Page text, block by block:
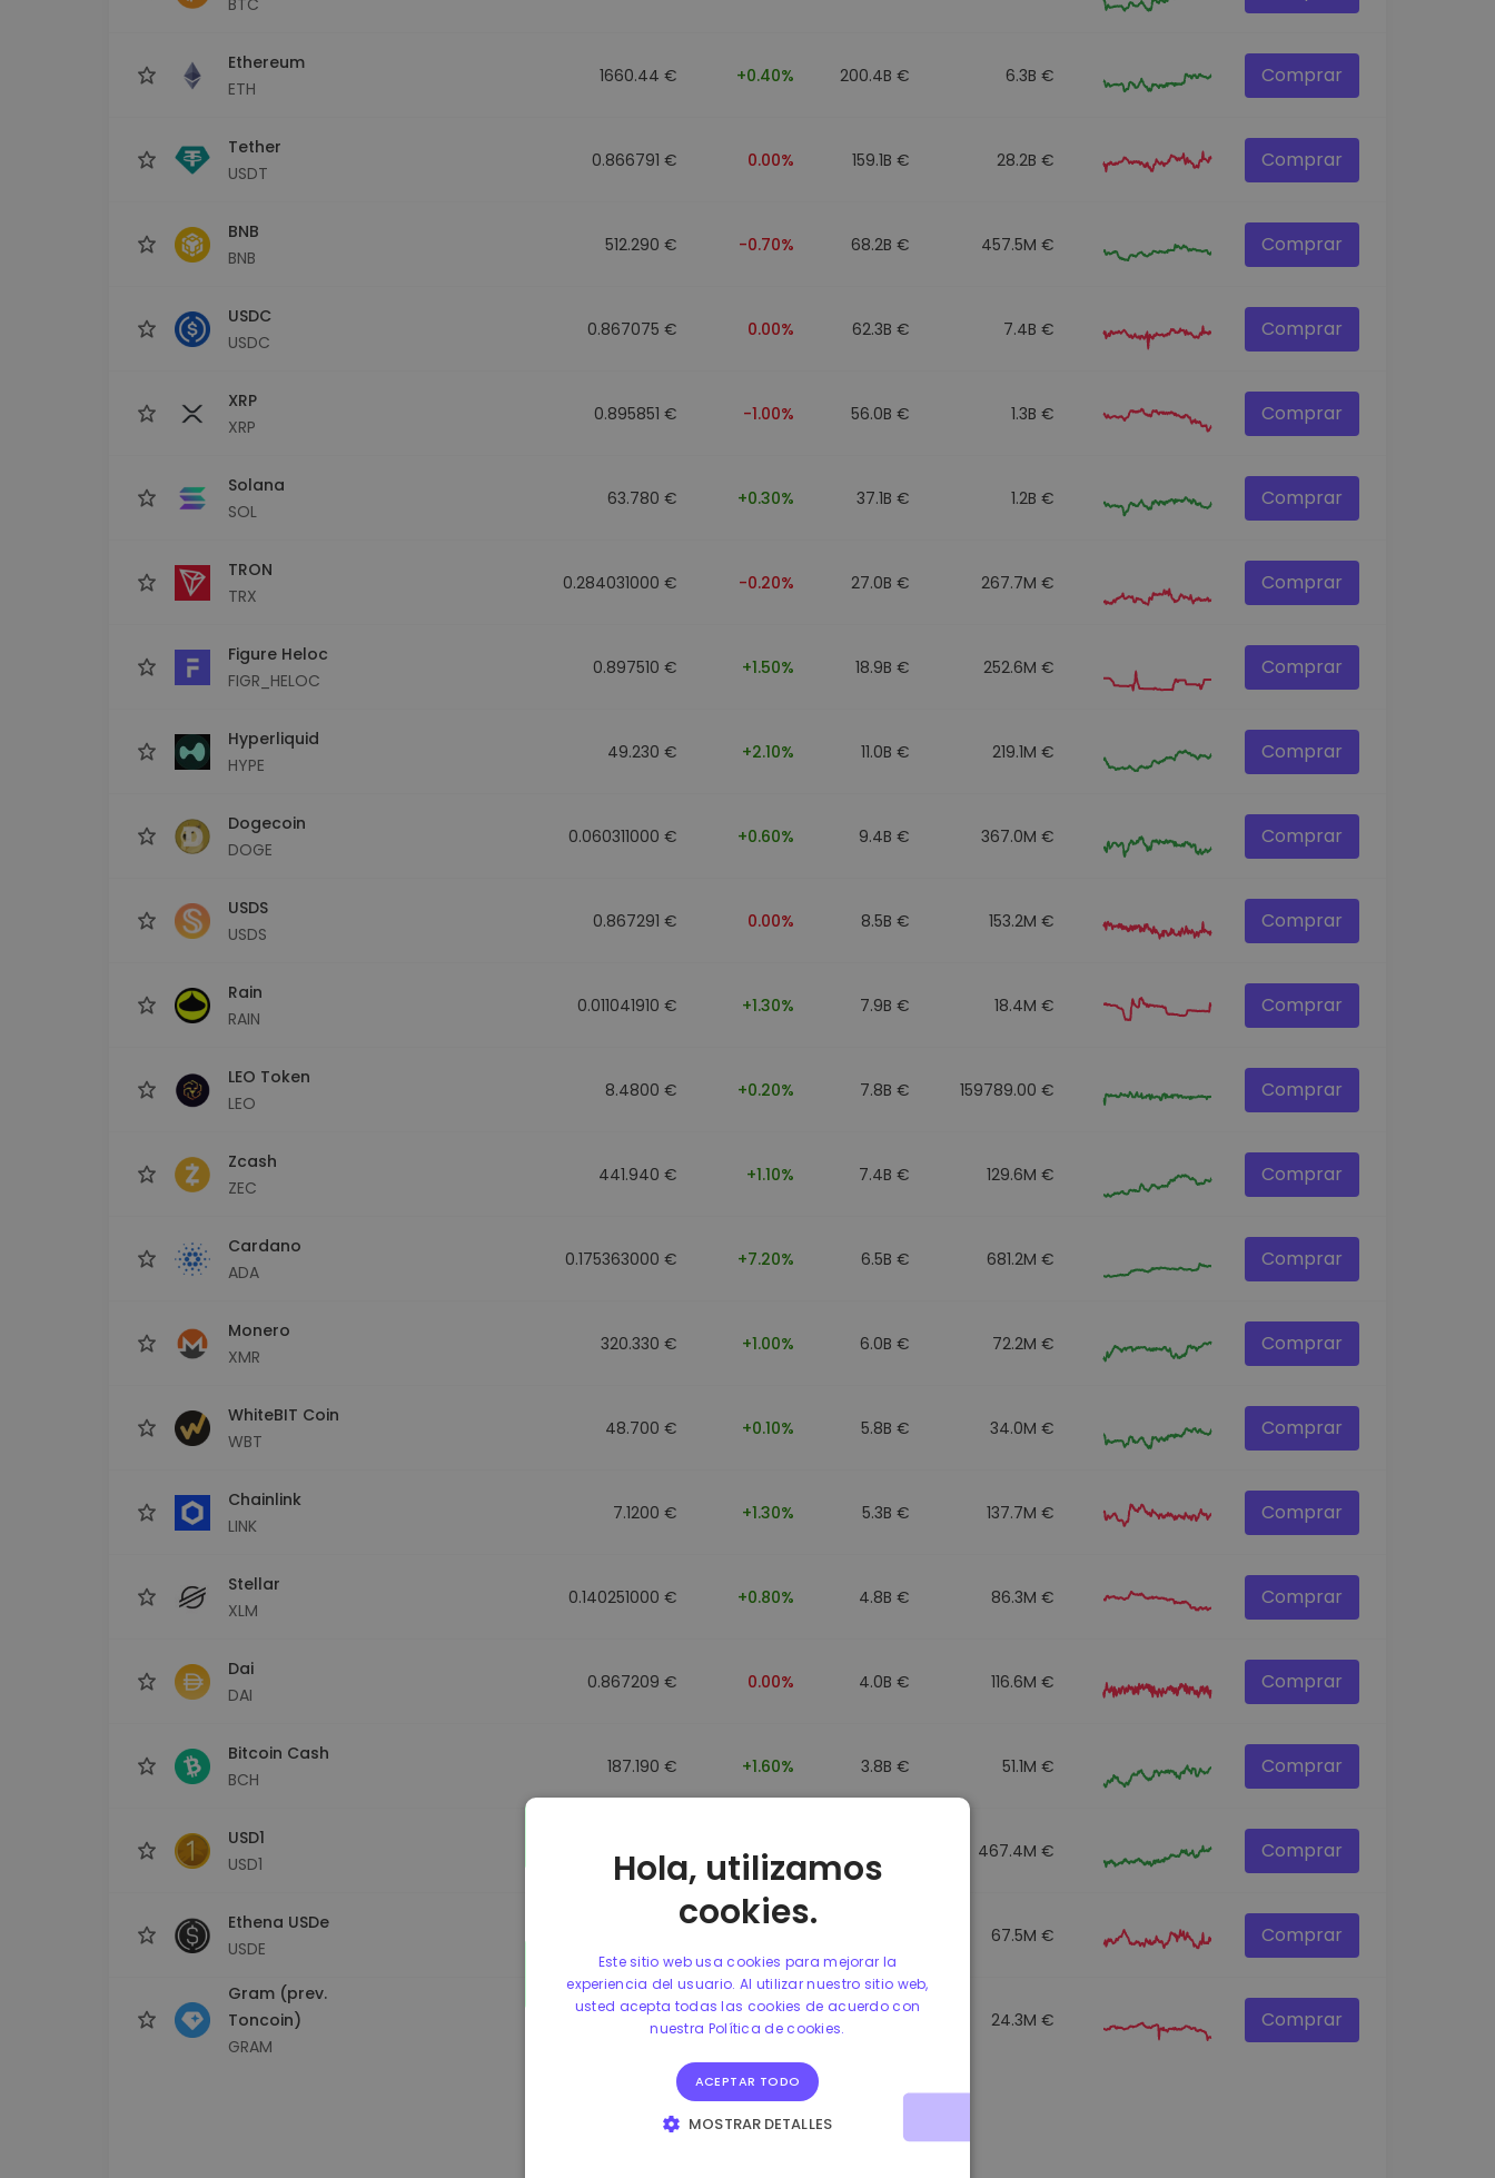
Ethereum
ETH
1660.44 € +0.40% 200.4B € 6.3B € Comprar
Tether
USDT
0.866791 € 0.00% 159.1B € 28.2B € Comprar
BNB
BNB
512.290 € -0.70% 68.2B € 457.5M € Comprar
USDC
USDC
0.867075 € 0.00% 62.3B € 7.4B € Comprar
XRP
XRP
0.895851 € -1.00% 56.0B € 1.3B € Comprar
Solana
SOL
63.780 € +0.30% 37.1B € 1.2B € Comprar
TRON
TRX
0.284031000 € -0.20% 27.0B € 267.7M € Comprar
Figure Heloc
FIGR_HELOC
0.897510 € +1.50% 18.9B € 252.6M € Comprar
Hyperliquid
HYPE
49.230 € +2.10% 11.0B € 219.1M € Comprar
Dogecoin
DOGE
0.060311000 € +0.60% 9.4B € 367.0M € Comprar
USDS
USDS
0.867291 € 0.00% 8.5B € 153.2M € Comprar
Rain
RAIN
0.011041910 € +1.30% 7.9B € 18.4M € Comprar
LEO Token
LEO
8.4800 € +0.20% 7.8B € 159789.00 € Comprar
Zcash
ZEC
441.940 € +1.10% 7.4B € 129.6M € Comprar
Cardano
ADA
0.175363000 € +7.20% 6.5B € 681.2M € Comprar
Monero
XMR
320.330 € +1.00% 6.0B € 72.2M € Comprar
WhiteBIT Coin
WBT
48.700 € +0.10% 5.8B € 34.0M € Comprar
Chainlink
LINK
7.1200 € +1.30% 5.3B € 137.7M € Comprar
Stellar
XLM
0.140251000 € +0.80% 4.8B € 86.3M € Comprar
Dai
DAI
0.867209 € 0.00% 4.0B € 116.6M € Comprar
Bitcoin Cash
BCH
187.190 € +1.60% 3.8B € 51.1M € Comprar
USD1
USD1
0.867184 € 0.00% 467.4M € Comprar
Ethena USDe
USDE
67.5M € Comprar
Gram (prev.
Toncoin)
GRAM
1.160000 € -3.00% 24.3M € Comprar
Hola, utilizamos
cookies.
Este sitio web usa cookies para mejorar la
experiencia del usuario. Al utilizar nuestro sitio web,
usted acepta todas las cookies de acuerdo con
nuestra Política de cookies.
ACEPTAR TODO
MOSTRAR DETALLES